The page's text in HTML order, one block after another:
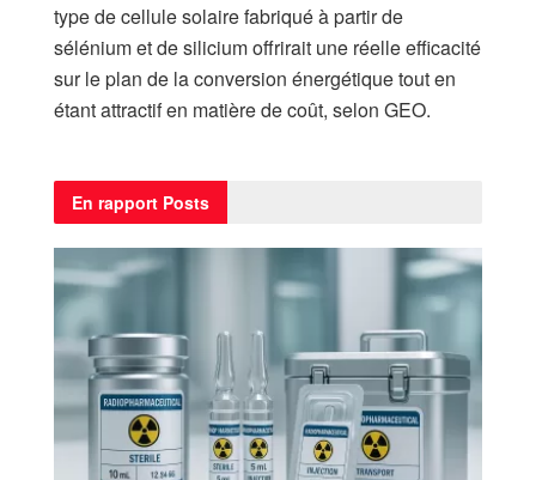
type de cellule solaire fabriqué à partir de
sélénium et de silicium offrirait une réelle efficacité
sur le plan de la conversion énergétique tout en
étant attractif en matière de coût, selon GEO.
En rapport Posts